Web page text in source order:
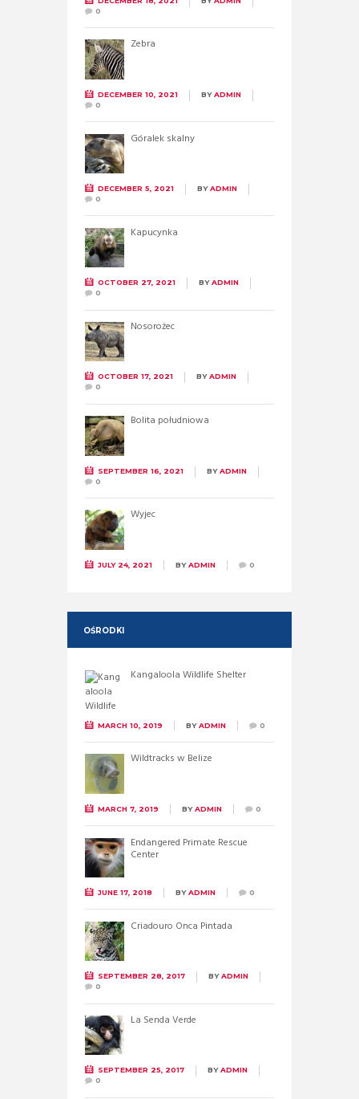
0
Zebra
DECEMBER 10, 2021 BYADMIN
0
Góralek skalny
DECEMBER 5, 2021 BYADMIN
0
Kapucynka
OCTOBER 27, 2021 BYADMIN
0
Nosorożec
OCTOBER 17, 2021 BYADMIN
0
Bolita południowa
SEPTEMBER 16, 2021 BYADMIN
0
Wyjec
JULY 24, 2021 BYADMIN 0
OŚRODKI
Kangaloola Wildlife Shelter
MARCH 10, 2019 BYADMIN 0
Wildtracks w Belize
MARCH 7, 2019 BYADMIN 0
Endangered Primate Rescue
Center
JUNE 17, 2018 BYADMIN 0
Criadouro Onca Pintada
SEPTEMBER 28, 2017 BYADMIN
0
La Senda Verde
SEPTEMBER 25, 2017 BYADMIN
0